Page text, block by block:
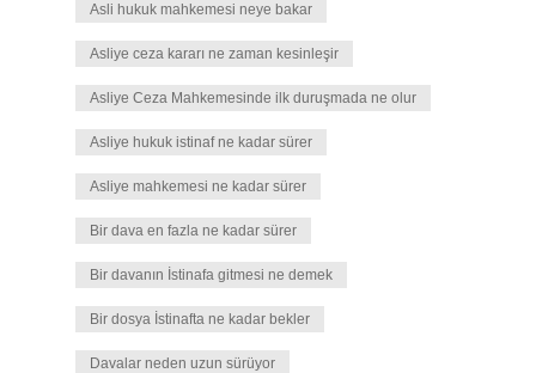
Asli hukuk mahkemesi neye bakar
Asliye ceza kararı ne zaman kesinleşir
Asliye Ceza Mahkemesinde ilk duruşmada ne olur
Asliye hukuk istinaf ne kadar sürer
Asliye mahkemesi ne kadar sürer
Bir dava en fazla ne kadar sürer
Bir davanın İstinafa gitmesi ne demek
Bir dosya İstinafta ne kadar bekler
Davalar neden uzun sürüyor